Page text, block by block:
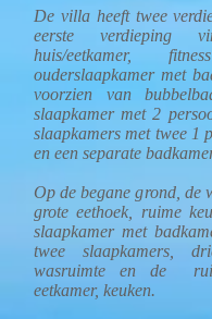
De villa heeft twee
eerste verdieping
huis/eetkamer,
ouderslaapkamer met
voorzien van
slaapkamer met 2
slaapkamers met twee 1
en een separate
Op de begane grond, de
grote eethoek, ruime
slaapkamer met
twee slaapkamers,
wasruimte en de
eetkamer, keuken.